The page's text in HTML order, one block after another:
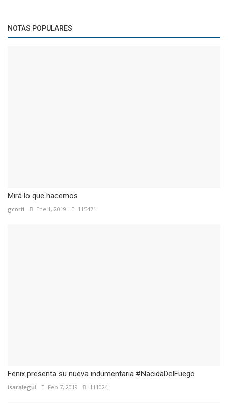
NOTAS POPULARES
Mirá lo que hacemos
gcorti Ene 1, 2019 115471
Fenix presenta su nueva indumentaria #NacidaDelFuego
isaralegui Feb 7, 2019 111024